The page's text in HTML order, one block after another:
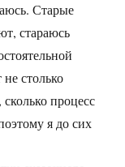
Старые
стараюсь
столько
сколько процесс
я до сих